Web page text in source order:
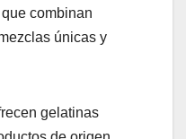
combinan
únicas y
gelatinas